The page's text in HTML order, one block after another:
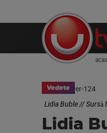
Vedete
Lidia Buble //
Lidia